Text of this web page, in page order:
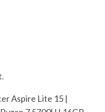
Aspire Lite 15 |